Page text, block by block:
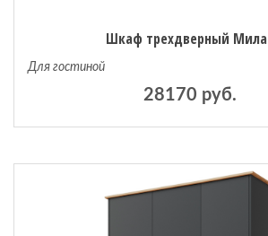
Шкаф трехдверный Мила
Для гостиной
28170 руб.